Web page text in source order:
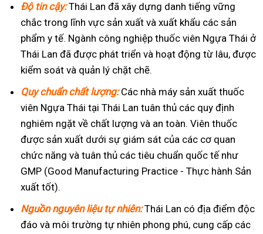
Độ tin cậy:Thái Lan đã xây dựng danh tiếng vững
chắc trong lĩnh vực sản xuất và xuất khẩu các sản
phẩm y tế. Ngành công nghiệp thuốc viên Ngựa Thái ở
Thái Lan đã được phát triển và hoạt động từ lâu, được
kiểm soát và quản lý chặt chẽ.
Quy chuẩn chất lượng:Các nhà máy sản xuất thuốc
viên Ngựa Thái tại Thái Lan tuân thủ các quy định
nghiêm ngặt về chất lượng và an toàn. Viên thuốc
được sản xuất dưới sự giám sát của các cơ quan
chức năng và tuân thủ các tiêu chuẩn quốc tế như
GMP (Good Manufacturing Practice - Thực hành Sản
xuất tốt).
Nguồn nguyên liệu tự nhiên:Thái Lan có địa điểm độc
đáo và môi trường tự nhiên phong phú, cung cấp các